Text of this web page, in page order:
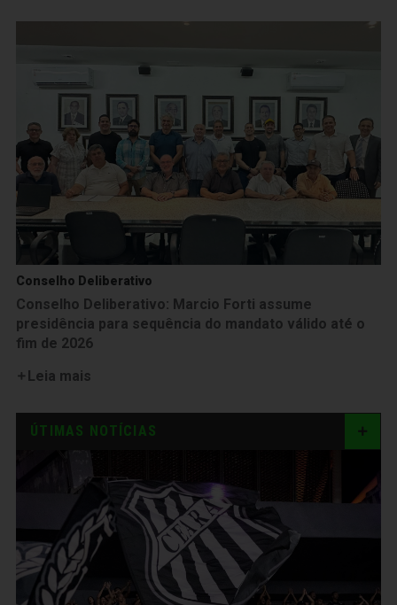
Conselho Deliberativo
Conselho Deliberativo: Marcio Forti assume
presidência para sequência do mandato válido até o
fim de 2026
Leia mais
ÚTIMAS NOTÍCIAS